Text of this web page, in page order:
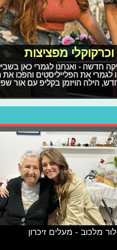
מפציצות
חדשה - ואנחנו לגמרי כאן
לגמרי את הפלייליסטים והפכו
הילה הויזמן בקליפ עם אור
מלכוב - מעלים זיכרון